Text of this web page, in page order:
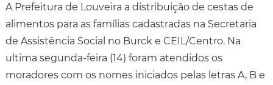
A Prefeitura de Louveira a distribuição de cestas de
alimentos para as famílias cadastradas na Secretaria
de Assistência Social no Burck e CEIL/Centro. Na
ultima segunda-feira (14) foram atendidos os
moradores com os nomes iniciados pelas letras A, B e